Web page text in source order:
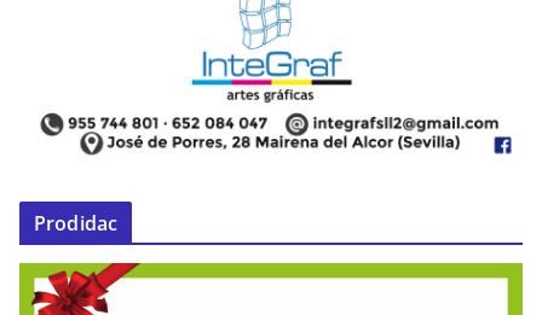
Prodidac